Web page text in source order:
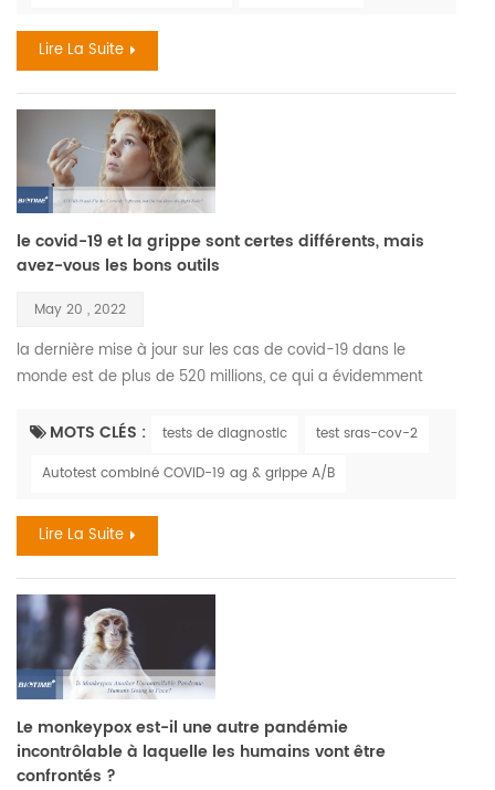
Lire La Suite
le covid-19 et la grippe sont certes différents, mais
avez-vous les bons outils
May 20 , 2022
la dernière mise à jour sur les cas de covid-19 dans le
monde est de plus de 520 millions, ce qui a évidemment
accepté , a supprimé l'illusion de la domination de l'hôte et a
membres de la société - virus . sa corrélation avec la grippe
pendant les saisons a également eu un effet considé...
MOTS CLÉS : tests de diagnostic
test sras-cov-2
Autotest combiné COVID-19 ag & grippe A/B
Lire La Suite
Le monkeypox est-il une autre pandémie
incontrôlable à laquelle les humains vont être
confrontés ?